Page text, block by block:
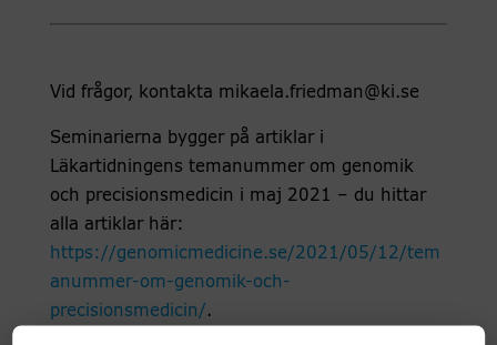
Vid frågor, kontakta mikaela.friedman@ki.se
Seminarierna bygger på artiklar i
Läkartidningens temanummer om genomik
och precisionsmedicin i maj 2021 – du hittar
alla artiklar här:
https://genomicmedicine.se/2021/05/12/tem
anummer-om-genomik-och-
precisionsmedicin/ .